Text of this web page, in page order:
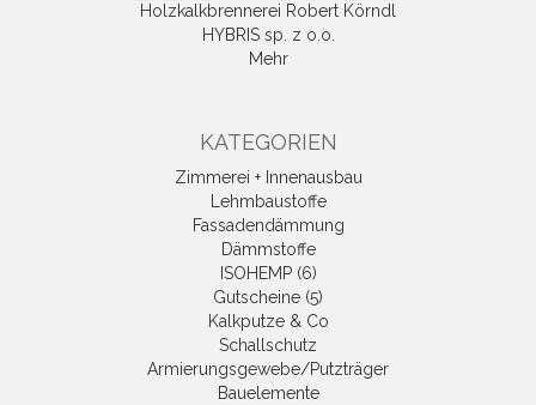
Holzkalkbrennerei Robert Körndl
HYBRIS sp. z o.o.
Mehr
KATEGORIEN
Zimmerei + Innenausbau
Lehmbaustoffe
Fassadendämmung
Dämmstoffe
ISOHEMP (6)
Gutscheine (5)
Kalkputze & Co
Schallschutz
Armierungsgewebe/Putzträger
Bauelemente